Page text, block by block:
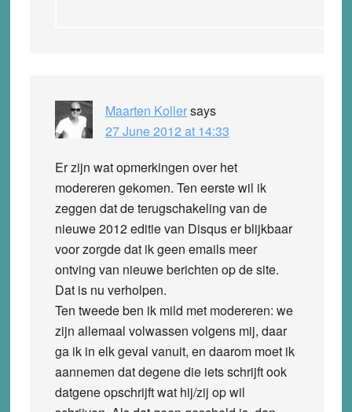
Maarten Kollersays
27 June 2012 at 14:33
Er zijn wat opmerkingen over het
modereren gekomen. Ten eerste wil ik
zeggen dat de terugschakeling van de
nieuwe 2012 editie van Disqus er blijkbaar
voor zorgde dat ik geen emails meer
ontving van nieuwe berichten op de site.
Dat is nu verholpen.
Ten tweede ben ik mild met modereren: we
zijn allemaal volwassen volgens mij, daar
ga ik in elk geval vanuit, en daarom moet ik
aannemen dat degene die iets schrijft ook
datgene opschrijft wat hij/zij op wil